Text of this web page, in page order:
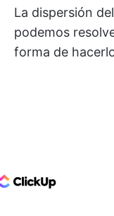
La dispersión
podemos
forma de
Logo